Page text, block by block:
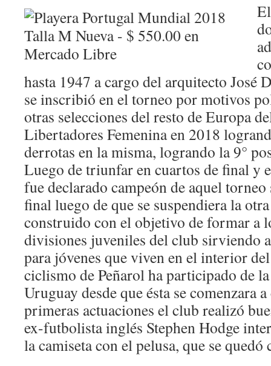
hasta 1947 a cargo del arquitecto José
se inscribió en el torneo por motivos
otras selecciones del resto de Europa
Libertadores Femenina en 2018
derrotas en la misma, logrando la 9°
Luego de triunfar en cuartos de final y
fue declarado campeón de aquel torneo
final luego de que se suspendiera la
construido con el objetivo de formar a
divisiones juveniles del club sirviendo
para jóvenes que viven en el interior
ciclismo de Peñarol ha participado de
Uruguay desde que ésta se comenzara
primeras actuaciones el club realizó
ex-futbolista inglés Stephen Hodge
la camiseta con el pelusa, que se